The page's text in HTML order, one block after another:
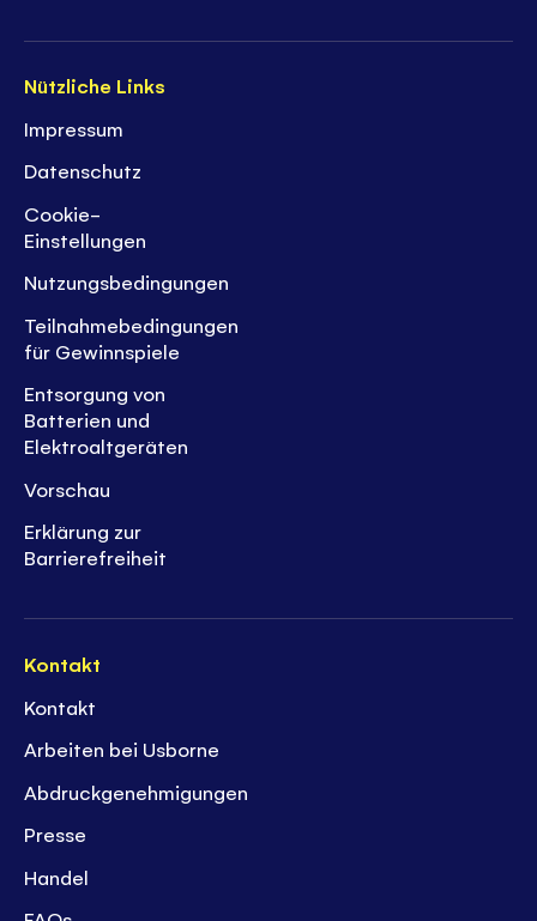
Nützliche Links
Impressum
Datenschutz
Cookie-
Einstellungen
Nutzungsbedingungen
Teilnahmebedingungen
für Gewinnspiele
Entsorgung von
Batterien und
Elektroaltgeräten
Vorschau
Erklärung zur
Barrierefreiheit
Kontakt
Kontakt
Arbeiten bei Usborne
Abdruckgenehmigungen
Presse
Handel